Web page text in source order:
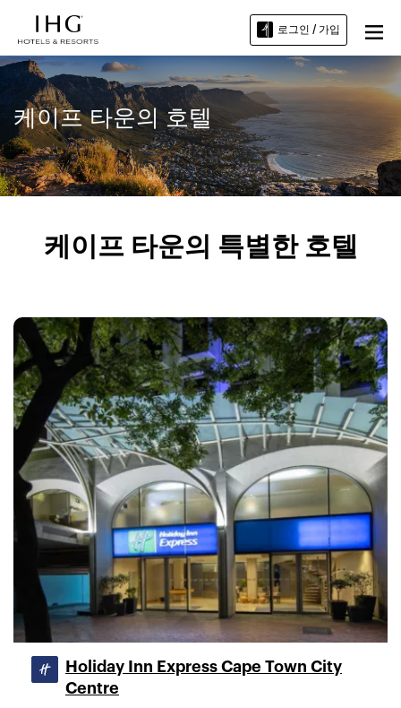
로그인 / 가입
케이프 타운의 호텔
케이프 타운의 특별한 호텔
Holiday Inn Express Cape Town City
Centre